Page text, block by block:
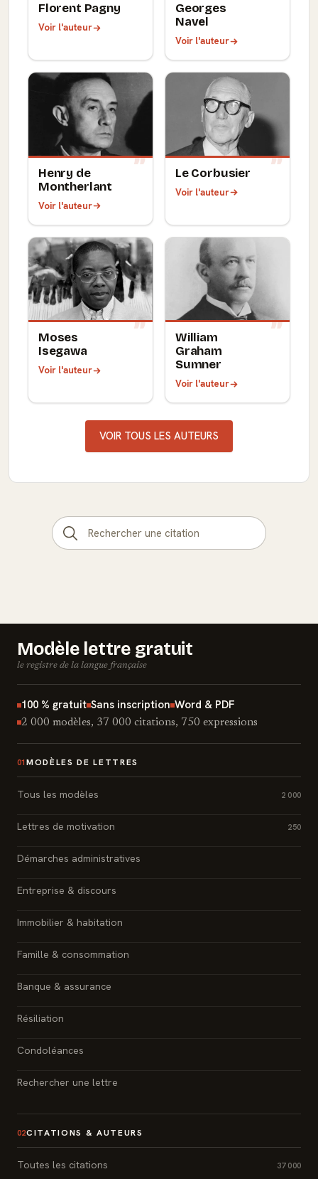
Florent Pagny
Voir l'auteur
Georges
Navel
Voir l'auteur
Henry de
Montherlant
Voir l'auteur
Le Corbusier
Voir l'auteur
Moses
Isegawa
Voir l'auteur
William
Graham
Sumner
Voir l'auteur
VOIR TOUS LES AUTEURS
Modèle lettre gratuit
le registre de la langue française
100 % gratuit Sans inscription Word & PDF
2 000 modèles, 37 000 citations, 750 expressions
01 MODÈLES DE LETTRES
Tous les modèles 2 000
Lettres de motivation 250
Démarches administratives
Entreprise & discours
Immobilier & habitation
Famille & consommation
Banque & assurance
Résiliation
Condoléances
Rechercher une lettre
02CITATIONS & AUTEURS
Toutes les citations 37 000